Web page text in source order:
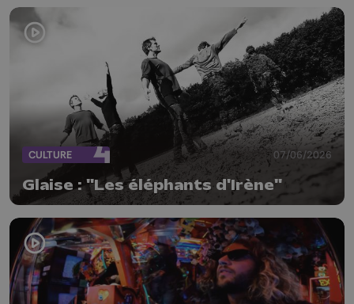
CULTURE 07/06/2026
Glaise : "Les éléphants d'Irène"